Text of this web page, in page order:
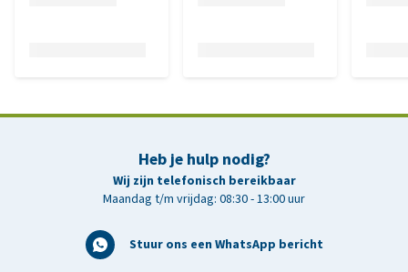
Heb je hulp nodig?
Wij zijn telefonisch bereikbaar
Maandag t/m vrijdag: 08:30 - 13:00 uur
Stuur ons een WhatsApp bericht